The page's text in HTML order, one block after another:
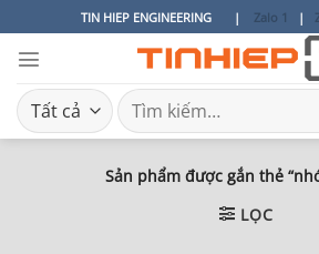
qua
nội
dung
TIN HIEP ENGINEERING | Zalo 1 |
Tìm
kiếm:
Sản phẩm được gắn thẻ
LỌC